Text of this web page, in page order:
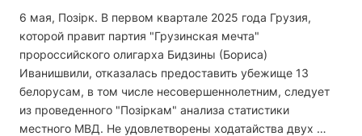
6 мая, Позірк. В первом квартале 2025 года Грузия,
которой правит партия "Грузинская мечта"
пророссийского олигарха Бидзины (Бориса)
Иванишвили, отказалась предоставить убежище 13
белорусам, в том числе несовершеннолетним, следует
из проведенного "Позіркам" анализа статистики
местного МВД. Не удовлетворены ходатайства двух …